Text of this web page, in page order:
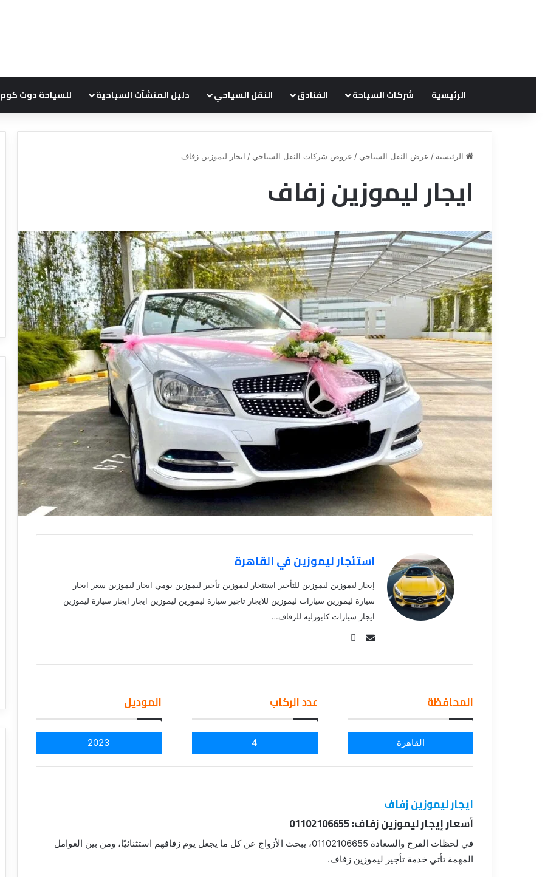
الرئيسية شركات السياحة الفنادق النقل السياحي دليل المنشآت السياحية للسياحة دوت كوم
الرئيسية / عرض النقل السياحي / عروض شركات النقل السياحي / ايجار ليموزين زفاف
ايجار ليموزين زفاف
استئجار ليموزين في القاهرة
إيجار ليموزين ليموزين للتأجير استئجار ليموزين تأجير ليموزين يومي ايجار ليموزين سعر ايجار
سيارة ليموزين سيارات ليموزين للايجار تاجير سيارة ليموزين ليموزين ايجار ايجار سيارة ليموزين
ايجار سيارات كابورليه للزفاف…
Se
المحافظة
القاهرة
عدد الركاب
4
الموديل
2023
ايجار ليموزين زفاف
أسعار إيجار ليموزين زفاف: 01102106655
في لحظات الفرح والسعادة 01102106655، يبحث الأزواج عن كل ما يجعل يوم زفافهم استثنائيًا، ومن بين العوامل
المهمة تأتي خدمة تأجير ليموزين زفاف.
ن
ة
ل
ل
س
ي
ا
ح
ة
د
و
ت
ك
و
م
–
ع
ض
ا
ن
د
قناة للسياحة دوت كوم – عروض
الفنادق
ض
ش
ر
ك
ا
ت
ا
ل
ن
ق
ل
ا
ل
س
ي
ا
عروض شركات النقل السياحي